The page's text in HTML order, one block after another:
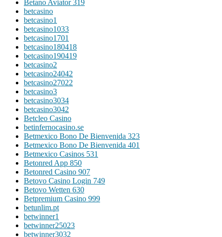
Betano Aviator 319
betcasino
betcasino1
betcasino1033
betcasino1701
betcasino180418
betcasino190419
betcasino2
betcasino24042
betcasino27022
betcasino3
betcasino3034
betcasino3042
Betcleo Casino
betinfernocasino.se
Betmexico Bono De Bienvenida 323
Betmexico Bono De Bienvenida 401
Betmexico Casinos 531
Betonred App 850
Betonred Casino 907
Betovo Casino Login 749
Betovo Wetten 630
Betpremium Casino 999
betunlim.pt
betwinner1
betwinner25023
betwinner3032